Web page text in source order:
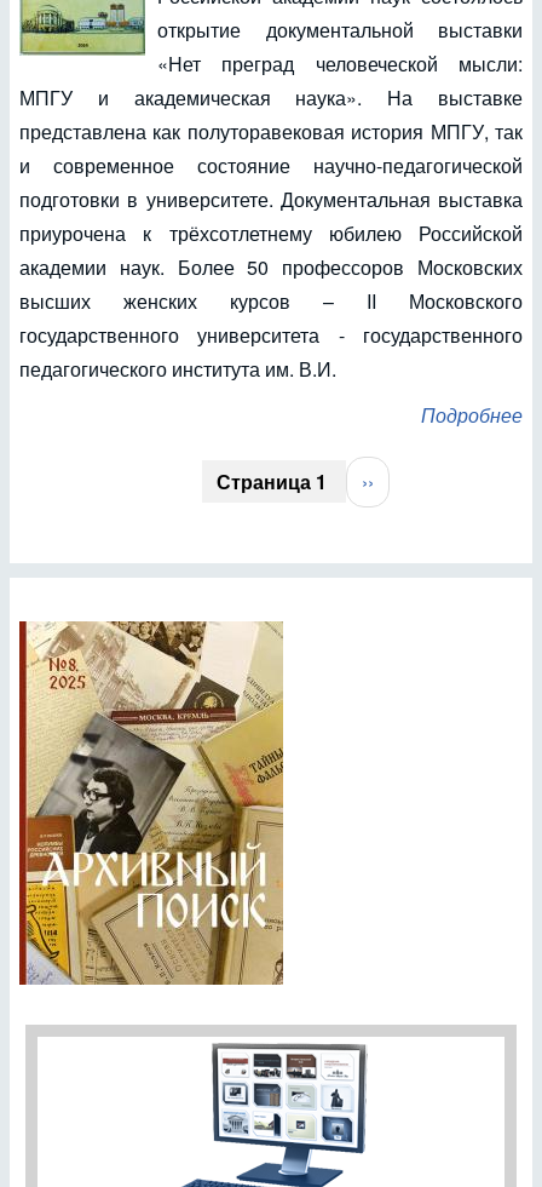
открытие документальной выставки
«Нет преград человеческой мысли:
МПГУ и академическая наука». На выставке
представлена как полуторавековая история МПГУ, так
и современное состояние научно-педагогической
подготовки в университете. Документальная выставка
приурочена к трёхсотлетнему юбилею Российской
академии наук. Более 50 профессоров Московских
высших женских курсов – II Московского
государственного университета - государственного
педагогического института им. В.И.
Подробнее
Страница 1
Следующая
страница
››